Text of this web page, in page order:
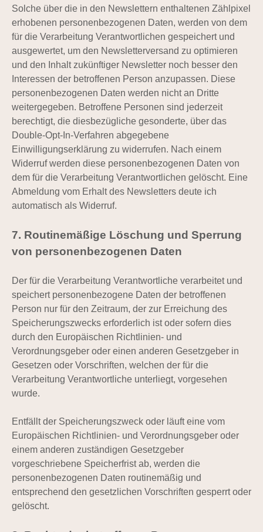
Solche über die in den Newslettern enthaltenen Zählpixel
erhobenen personenbezogenen Daten, werden von dem
für die Verarbeitung Verantwortlichen gespeichert und
ausgewertet, um den Newsletterversand zu optimieren
und den Inhalt zukünftiger Newsletter noch besser den
Interessen der betroffenen Person anzupassen. Diese
personenbezogenen Daten werden nicht an Dritte
weitergegeben. Betroffene Personen sind jederzeit
berechtigt, die diesbezügliche gesonderte, über das
Double-Opt-In-Verfahren abgegebene
Einwilligungserklärung zu widerrufen. Nach einem
Widerruf werden diese personenbezogenen Daten von
dem für die Verarbeitung Verantwortlichen gelöscht. Eine
Abmeldung vom Erhalt des Newsletters deute ich
automatisch als Widerruf.
7. Routinemäßige Löschung und Sperrung
von personenbezogenen Daten
Der für die Verarbeitung Verantwortliche verarbeitet und
speichert personenbezogene Daten der betroffenen
Person nur für den Zeitraum, der zur Erreichung des
Speicherungszwecks erforderlich ist oder sofern dies
durch den Europäischen Richtlinien- und
Verordnungsgeber oder einen anderen Gesetzgeber in
Gesetzen oder Vorschriften, welchen der für die
Verarbeitung Verantwortliche unterliegt, vorgesehen
wurde.
Entfällt der Speicherungszweck oder läuft eine vom
Europäischen Richtlinien- und Verordnungsgeber oder
einem anderen zuständigen Gesetzgeber
vorgeschriebene Speicherfrist ab, werden die
personenbezogenen Daten routinemäßig und
entsprechend den gesetzlichen Vorschriften gesperrt oder
gelöscht.